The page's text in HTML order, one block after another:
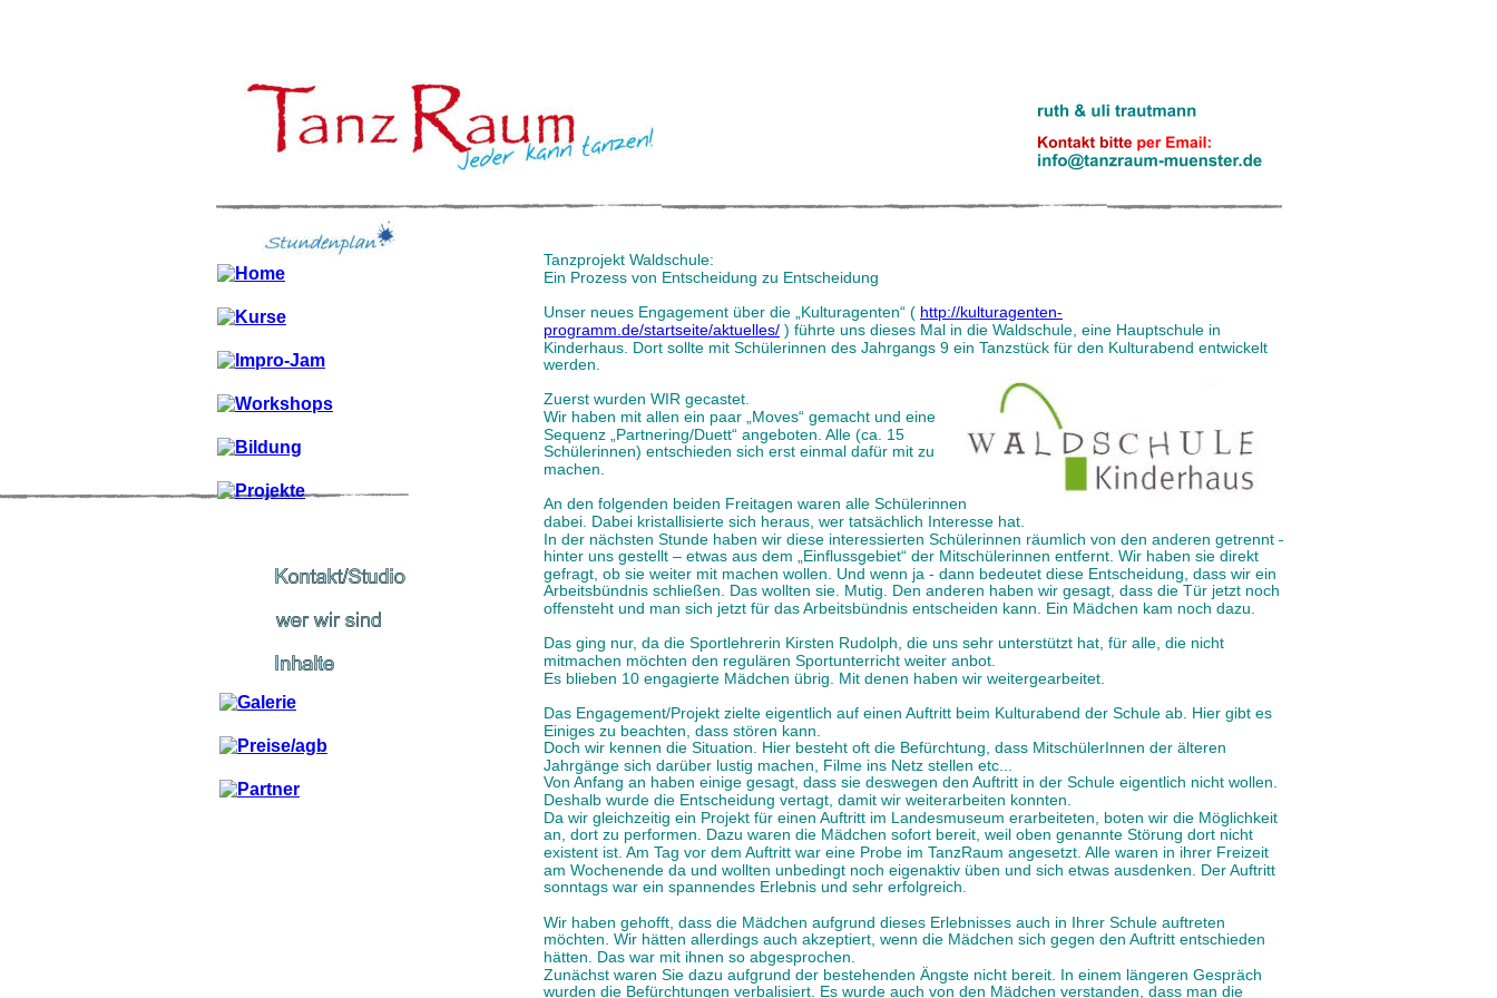
Tanzprojekt Waldschule:
Ein Prozess von Entscheidung zu Entscheidung
Unser neues Engagement über die „Kulturagenten“ ( http://kulturagenten-
programm.de/startseite/aktuelles/ ) führte uns dieses Mal in die Waldschule, eine Hauptschule in
Kinderhaus. Dort sollte mit Schülerinnen des Jahrgangs 9 ein Tanzstück für den Kulturabend entwickelt
werden.
Zuerst wurden WIR gecastet.
Wir haben mit allen ein paar „Moves“ gemacht und eine
Sequenz „Partnering/Duett“ angeboten. Alle (ca. 15
Schülerinnen) entschieden sich erst einmal dafür mit zu
machen.
An den folgenden beiden Freitagen waren alle Schülerinnen
dabei. Dabei kristallisierte sich heraus, wer tatsächlich Interesse hat.
In der nächsten Stunde haben wir diese interessierten Schülerinnen räumlich von den anderen getrennt –
hinter uns gestellt – etwas aus dem „Einflussgebiet“ der Mitschülerinnen entfernt. Wir haben sie direkt
gefragt, ob sie weiter mit machen wollen. Und wenn ja - dann bedeutet diese Entscheidung, dass wir ein
Arbeitsbündnis schließen. Das wollten sie. Mutig. Den anderen haben wir gesagt, dass die Tür jetzt noch
offensteht und man sich jetzt für das Arbeitsbündnis entscheiden kann. Ein Mädchen kam noch dazu.
Das ging nur, da die Sportlehrerin Kirsten Rudolph, die uns sehr unterstützt hat, für alle, die nicht
mitmachen möchten den regulären Sportunterricht weiter anbot.
Es blieben 10 engagierte Mädchen übrig. Mit denen haben wir weitergearbeitet.
Das Engagement/Projekt zielte eigentlich auf einen Auftritt beim Kulturabend der Schule ab. Hier gibt es
Einiges zu beachten, dass stören kann.
Doch wir kennen die Situation. Hier besteht oft die Befürchtung, dass MitschülerInnen der älteren
Jahrgänge sich darüber lustig machen, Filme ins Netz stellen etc...
Von Anfang an haben einige gesagt, dass sie deswegen den Auftritt in der Schule eigentlich nicht wollen.
Deshalb wurde die Entscheidung vertagt, damit wir weiterarbeiten konnten.
Da wir gleichzeitig ein Projekt für einen Auftritt im Landesmuseum erarbeiteten, boten wir die Möglichkeit
an, dort zu performen. Dazu waren die Mädchen sofort bereit, weil oben genannte Störung dort nicht
existent ist. Am Tag vor dem Auftritt war eine Probe im TanzRaum angesetzt. Alle waren in ihrer Freizeit
am Wochenende da und wollten unbedingt noch eigenaktiv üben und sich etwas ausdenken. Der Auftritt
sonntags war ein spannendes Erlebnis und sehr erfolgreich.
Wir haben gehofft, dass die Mädchen aufgrund dieses Erlebnisses auch in Ihrer Schule auftreten
möchten. Wir hätten allerdings auch akzeptiert, wenn die Mädchen sich gegen den Auftritt entschieden
hätten. Das war mit ihnen so abgesprochen.
Zunächst waren Sie dazu aufgrund der bestehenden Ängste nicht bereit. In einem längeren Gespräch
wurden die Befürchtungen verbalisiert. Es wurde auch von den Mädchen verstanden, dass man die